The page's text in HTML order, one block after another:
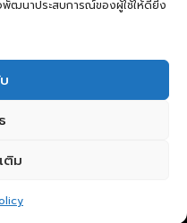
พัฒนาประสบการณ์ของผู้ใช้ให้ดียิ่ง
ติม